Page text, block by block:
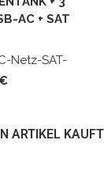
AC + SAT
Netz-SAT-
ARTIKEL